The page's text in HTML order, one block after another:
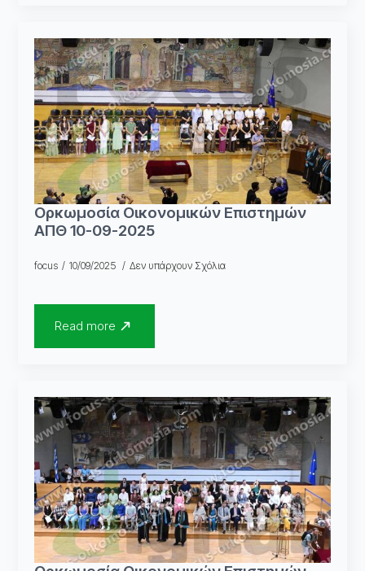
Ορκωμοσία Οικονομικών Επιστημών
ΑΠΘ 10-09-2025
focus 10/09/2025 Δεν υπάρχουν Σχόλια
Read more